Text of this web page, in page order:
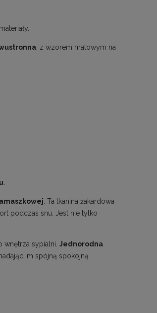
, z wzorem matowym na
. Ta tkanina żakardowa
podczas snu. Jest nie tylko
sypialni. Jednorodna
im spójną spokojną